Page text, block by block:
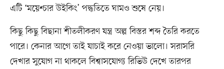
এটি ‘ময়েশ্চার উইকিং’ পদ্ধতিতে ঘামও শুষে নেয়।
কিছু কিছু বিছানা শীতলীকরণ যন্ত্র অল্প বিস্তর শব্দ তৈরি করতে
পারে। কেনার আগে তাই যাচাই করে নেওয়া ভালো। সরাসরি
দেখার সুযোগ না থাকলে বিশ্বাসযোগ্য রিভিউ দেখে তারপর